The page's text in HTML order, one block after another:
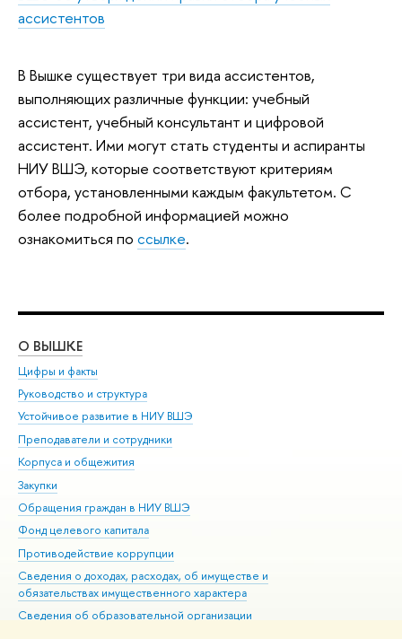
ассистентов
В Вышке существует три вида ассистентов,
выполняющих различные функции: учебный
ассистент, учебный консультант и цифровой
ассистент. Ими могут стать студенты и аспиранты
НИУ ВШЭ, которые соответствуют критериям
отбора, установленными каждым факультетом. С
более подробной информацией можно
ознакомиться по ссылке.
О ВЫШКЕ
Цифры и факты
Руководство и структура
Устойчивое развитие в НИУ ВШЭ
Преподаватели и сотрудники
Корпуса и общежития
Закупки
Обращения граждан в НИУ ВШЭ
Фонд целевого капитала
Противодействие коррупции
Сведения о доходах, расходах, об имуществе и
обязательствах имущественного характера
Сведения об образовательной организации